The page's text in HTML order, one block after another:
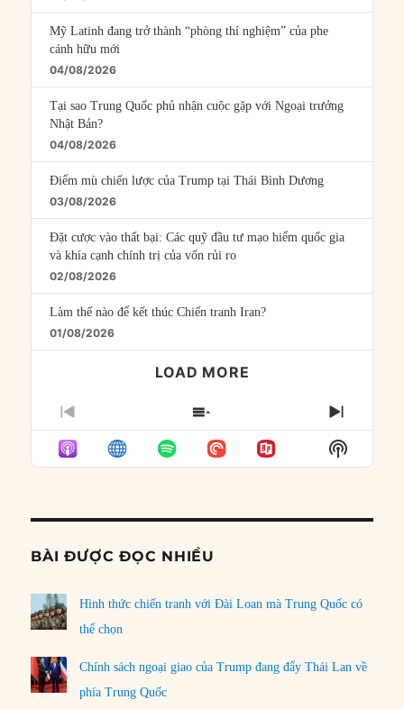
Mỹ Latinh đang trở thành “phòng thí nghiệm” của phe
cánh hữu mới
04/08/2026
Tại sao Trung Quốc phủ nhận cuộc gặp với Ngoại trưởng
Nhật Bản?
04/08/2026
Điểm mù chiến lược của Trump tại Thái Bình Dương
03/08/2026
Đặt cược vào thất bại: Các quỹ đầu tư mạo hiểm quốc gia
và khía cạnh chính trị của vốn rủi ro
02/08/2026
Làm thế nào để kết thúc Chiến tranh Iran?
01/08/2026
LOAD MORE
PREVIOUS
EPISODE
SHOW
EPISODES
LIST
NEXT
Show
Podcast
BÀI ĐƯỢC ĐỌC NHIỀU
Hình thức chiến tranh với Đài Loan mà Trung Quốc có
thể chọn
Chính sách ngoại giao của Trump đang đẩy Thái Lan về
phía Trung Quốc